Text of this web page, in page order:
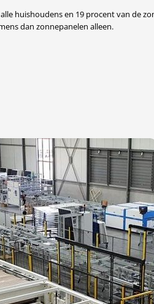
huishoudens en 19 procent van de
dan zonnepanelen alleen.